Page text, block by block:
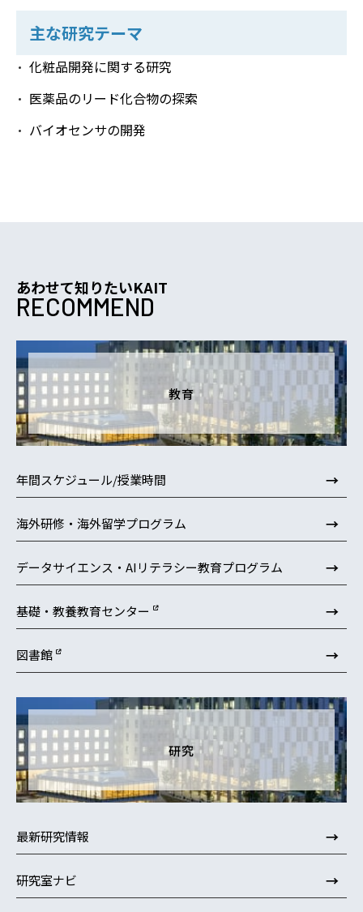
主な研究テーマ
化粧品開発に関する研究
医薬品のリード化合物の探索
バイオセンサの開発
あわせて知りたいKAIT
RECOMMEND
教育
年間スケジュール/授業時間 →
海外研修・海外留学プログラム →
データサイエンス・AIリテラシー教育プログラム →
基礎・教養教育センター →
図書館 →
研究
最新研究情報 →
研究室ナビ →